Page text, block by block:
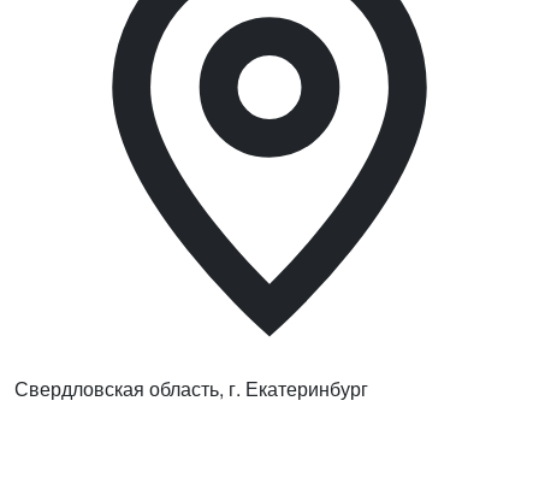
Свердловская область, г. Екатеринбург